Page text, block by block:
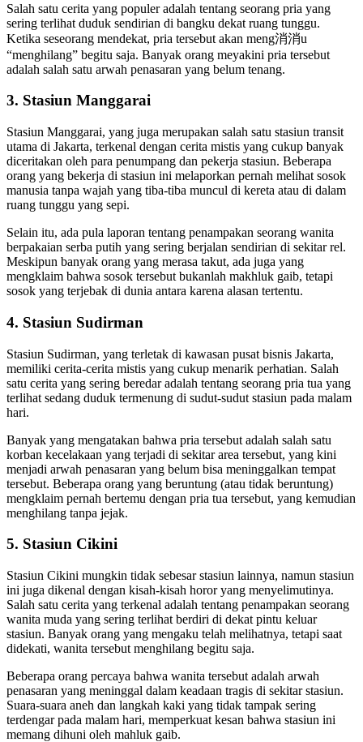
Salah satu cerita yang populer adalah tentang seorang pria yang
sering terlihat duduk sendirian di bangku dekat ruang tunggu.
Ketika seseorang mendekat, pria tersebut akan meng消消u
“menghilang” begitu saja. Banyak orang meyakini pria tersebut
adalah salah satu arwah penasaran yang belum tenang.
3. Stasiun Manggarai
Stasiun Manggarai, yang juga merupakan salah satu stasiun transit
utama di Jakarta, terkenal dengan cerita mistis yang cukup banyak
diceritakan oleh para penumpang dan pekerja stasiun. Beberapa
orang yang bekerja di stasiun ini melaporkan pernah melihat sosok
manusia tanpa wajah yang tiba-tiba muncul di kereta atau di dalam
ruang tunggu yang sepi.
Selain itu, ada pula laporan tentang penampakan seorang wanita
berpakaian serba putih yang sering berjalan sendirian di sekitar rel.
Meskipun banyak orang yang merasa takut, ada juga yang
mengklaim bahwa sosok tersebut bukanlah makhluk gaib, tetapi
sosok yang terjebak di dunia antara karena alasan tertentu.
4. Stasiun Sudirman
Stasiun Sudirman, yang terletak di kawasan pusat bisnis Jakarta,
memiliki cerita-cerita mistis yang cukup menarik perhatian. Salah
satu cerita yang sering beredar adalah tentang seorang pria tua yang
terlihat sedang duduk termenung di sudut-sudut stasiun pada malam
hari.
Banyak yang mengatakan bahwa pria tersebut adalah salah satu
korban kecelakaan yang terjadi di sekitar area tersebut, yang kini
menjadi arwah penasaran yang belum bisa meninggalkan tempat
tersebut. Beberapa orang yang beruntung (atau tidak beruntung)
mengklaim pernah bertemu dengan pria tua tersebut, yang kemudian
menghilang tanpa jejak.
5. Stasiun Cikini
Stasiun Cikini mungkin tidak sebesar stasiun lainnya, namun stasiun
ini juga dikenal dengan kisah-kisah horor yang menyelimutinya.
Salah satu cerita yang terkenal adalah tentang penampakan seorang
wanita muda yang sering terlihat berdiri di dekat pintu keluar
stasiun. Banyak orang yang mengaku telah melihatnya, tetapi saat
didekati, wanita tersebut menghilang begitu saja.
Beberapa orang percaya bahwa wanita tersebut adalah arwah
penasaran yang meninggal dalam keadaan tragis di sekitar stasiun.
Suara-suara aneh dan langkah kaki yang tidak tampak sering
terdengar pada malam hari, memperkuat kesan bahwa stasiun ini
memang dihuni oleh mahluk gaib.